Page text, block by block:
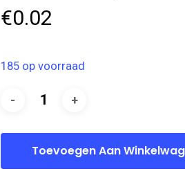
€0.02
185 op voorraad
Toevoegen Aan